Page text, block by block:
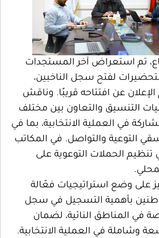
تم استعراض آخر المستجدات
لفتح سجل الناخبين،
عن افتتاحه قريبًا. وناقش
التنسيق والتعاون بين مختلف
في العملية الانتخابية، بما في
التوعية والتواصل. في المكاتب
تنظيم الحملات التوعوية على
على وضع استراتيجيات فعّالة
بأهمية التسجيل في سجل
في المناطق النائية، لضمان
وشاملة في العملية الانتخابية.